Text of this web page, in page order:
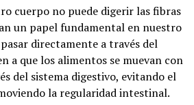
cuerpo no puede digerir las fibras
un papel fundamental en nuestro
directamente a través del
a que los alimentos se muevan con
del sistema digestivo, evitando el
la regularidad intestinal.